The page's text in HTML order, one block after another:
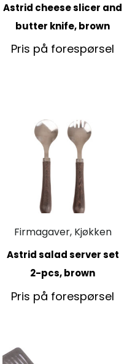
Astrid cheese slicer and
butter knife, brown
Pris på forespørsel
Firmagaver, Kjøkken
Astrid salad server set
2-pcs, brown
Pris på forespørsel